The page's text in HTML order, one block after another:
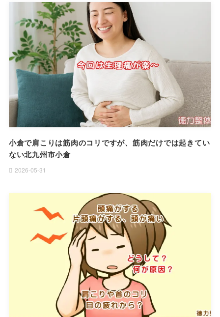
小倉で肩こりは筋肉のコリですが、筋肉だけでは起きてい
ない北九州市小倉
2026-05-31